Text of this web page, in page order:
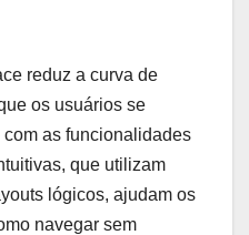
reduz a curva de
os usuários se
as funcionalidades
que utilizam
lógicos, ajudam os
navegar sem